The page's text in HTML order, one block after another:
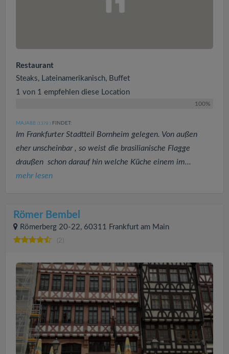
Restaurant
Steaks, Lateinamerikanisch, Buffet
1 von 1 empfehlen diese Location
100%
MAJA88 (1378 ) FINDET:
Im Frankfurter Stadtteil Bornheim gelegen. Von außen
eher unscheinbar , so weist die brasilianische Flagge
draußen schon darauf hin welche Küche einem im...
mehr lesen
Römer Bembel
Römerberg 20-22, 60311 Frankfurt am Main
(2)